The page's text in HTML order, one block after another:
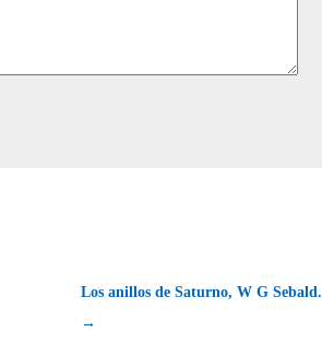
Los anillos de Saturno, W G Sebald.
→